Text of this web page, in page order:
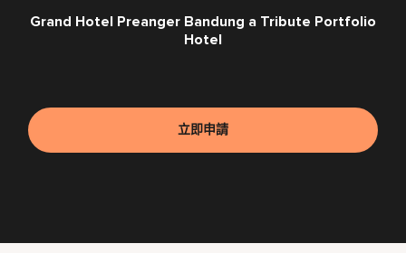
Grand Hotel Preanger Bandung a Tribute Portfolio
Hotel
立即申請